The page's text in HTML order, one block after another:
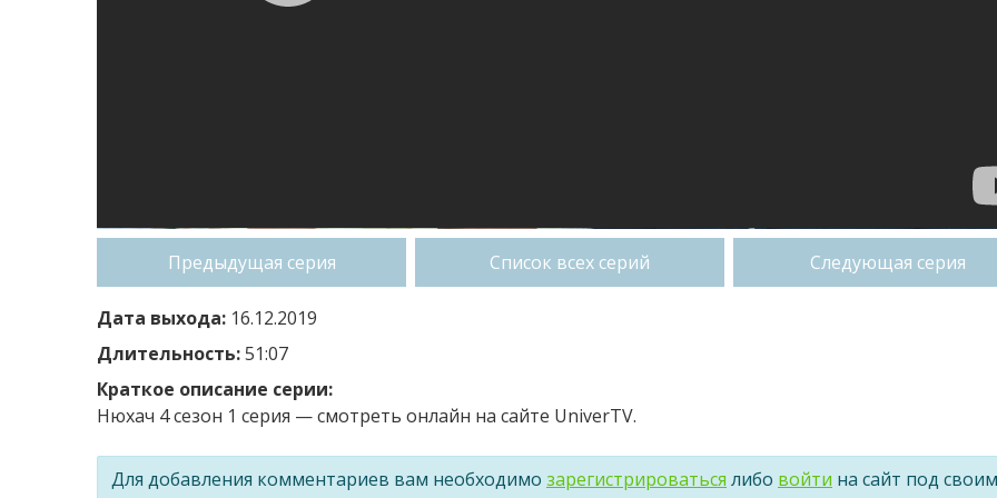
Предыдущая серия Список всех серий Следующая серия
Дата выхода: 16.12.2019
Длительность:51:07
Краткое описание серии:
Нюхач 4 сезон 1 серия — смотреть онлайн на сайте UniverTV.
Для добавления комментариев вам необходимо зарегистрироваться либо войти на сайт под своим